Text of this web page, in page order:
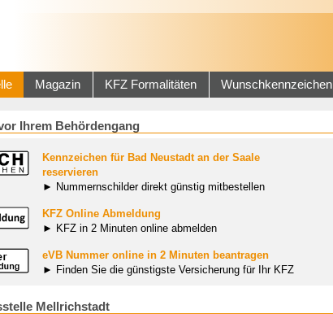
Magazin KFZ Formalitäten Wunschkennzeichen
Ihrem Behördengang
Kennzeichen für Bad Neustadt an der Saale
reservieren
► Nummernschilder direkt günstig mitbestellen
KFZ Online Abmeldung
► KFZ in 2 Minuten online abmelden
eVB Nummer online in 2 Minuten beantragen
► Finden Sie die günstigste Versicherung für Ihr KFZ
Mellrichstadt